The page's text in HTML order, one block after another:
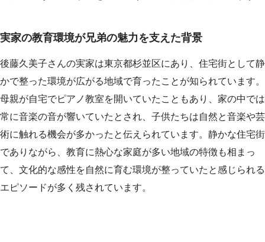
実家の教育環境が兄弟の魅力を支えた背景
後藤久美子さんの実家は東京都杉並区にあり、住宅街として静
かで整った環境が広がる地域で育ったことが知られています。
母親が自宅でピアノ教室を開いていたこともあり、家の中では
常に音楽の音が響いていたとされ、子供たちは自然と音楽や芸
術に触れる機会が多かったと伝えられています。静かな住宅街
でありながら、教育に熱心な家庭が多い地域の特徴も相まっ
て、文化的な感性を自然に育む環境が整っていたと感じられる
エピソードが多く残されています。